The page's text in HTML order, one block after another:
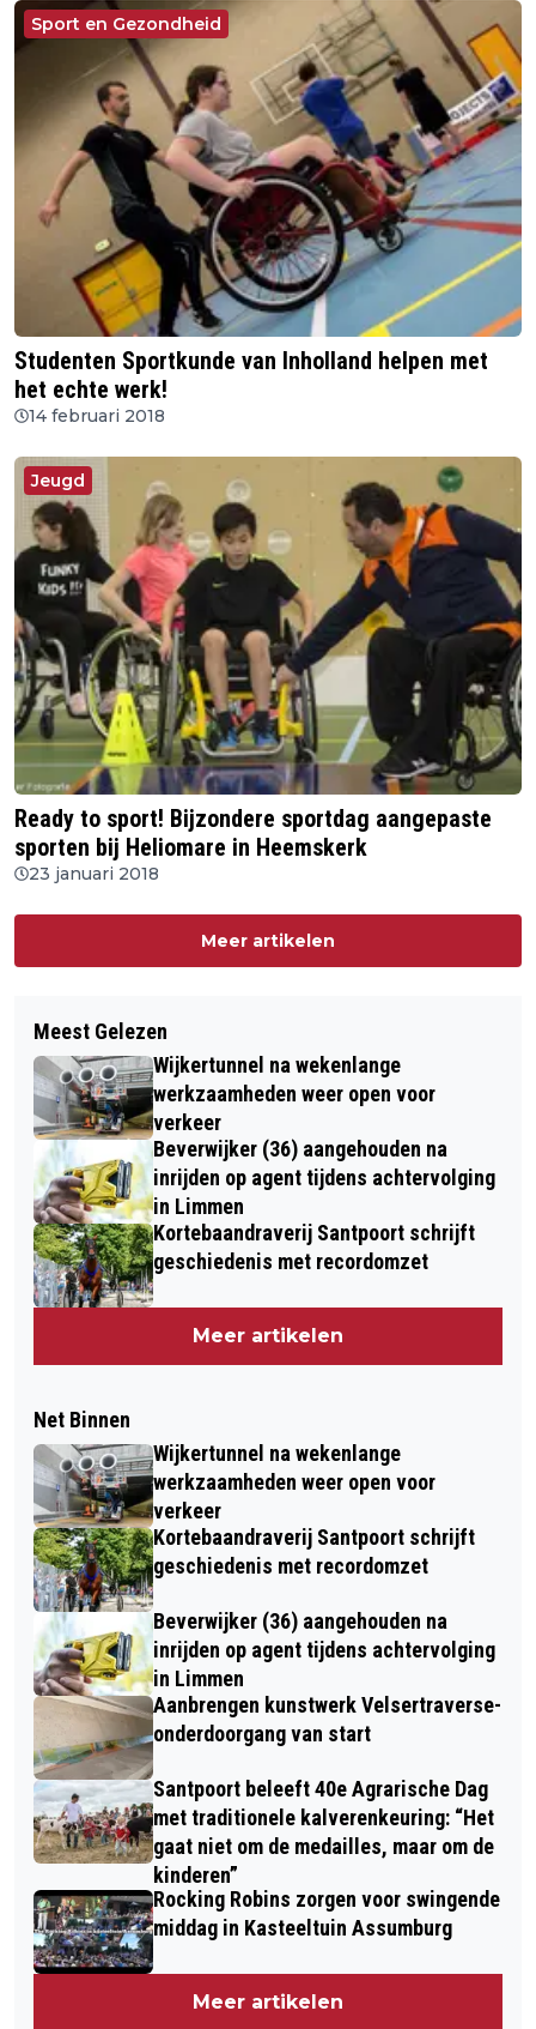
Sport en Gezondheid
Studenten Sportkunde van Inholland helpen met
het echte werk!
14 februari 2018
Jeugd
Ready to sport! Bijzondere sportdag aangepaste
sporten bij Heliomare in Heemskerk
23 januari 2018
Meer artikelen
Meest Gelezen
Wijkertunnel na wekenlange
werkzaamheden weer open voor
verkeer
Beverwijker (36) aangehouden na
inrijden op agent tijdens achtervolging
in Limmen
Kortebaandraverij Santpoort schrijft
geschiedenis met recordomzet
Meer artikelen
Net Binnen
Wijkertunnel na wekenlange
werkzaamheden weer open voor
verkeer
Kortebaandraverij Santpoort schrijft
geschiedenis met recordomzet
Beverwijker (36) aangehouden na
inrijden op agent tijdens achtervolging
in Limmen
Aanbrengen kunstwerk Velsertraverse-
onderdoorgang van start
Santpoort beleeft 40e Agrarische Dag
met traditionele kalverenkeuring: “Het
gaat niet om de medailles, maar om de
kinderen”
Rocking Robins zorgen voor swingende
middag in Kasteeltuin Assumburg
Meer artikelen